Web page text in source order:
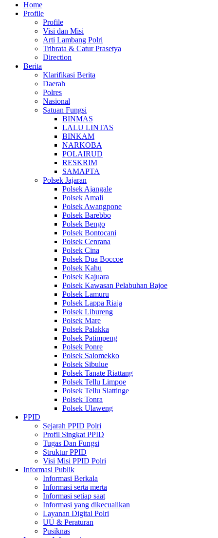
Home
Profile
Profile
Visi dan Misi
Arti Lambang Polri
Tribrata & Catur Prasetya
Direction
Berita
Klarifikasi Berita
Daerah
Polres
Nasional
Satuan Fungsi
BINMAS
LALU LINTAS
BINKAM
NARKOBA
POLAIRUD
RESKRIM
SAMAPTA
Polsek Jajaran
Polsek Ajangale
Polsek Amali
Polsek Awangpone
Polsek Barebbo
Polsek Bengo
Polsek Bontocani
Polsek Cenrana
Polsek Cina
Polsek Dua Boccoe
Polsek Kahu
Polsek Kajuara
Polsek Kawasan Pelabuhan Bajoe
Polsek Lamuru
Polsek Lappa Riaja
Polsek Libureng
Polsek Mare
Polsek Palakka
Polsek Patimpeng
Polsek Ponre
Polsek Salomekko
Polsek Sibulue
Polsek Tanate Riattang
Polsek Tellu Limpoe
Polsek Tellu Siattinge
Polsek Tonra
Polsek Ulaweng
PPID
Sejarah PPID Polri
Profil Singkat PPID
Tugas Dan Fungsi
Struktur PPID
Visi Misi PPID Polri
Informasi Publik
Informasi Berkala
Informasi serta merta
Informasi setiap saat
Informasi yang dikecualikan
Layanan Digital Polri
UU & Peraturan
Pusiknas